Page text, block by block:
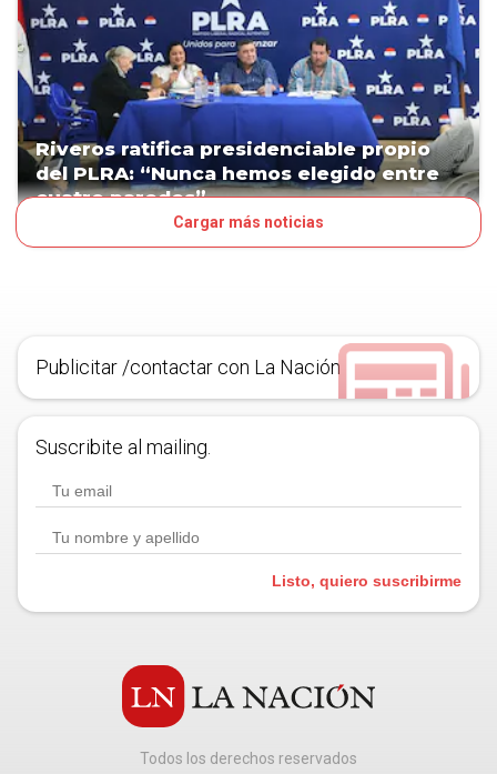
Riveros ratifica presidenciable propio
del PLRA: “Nunca hemos elegido entre
cuatro paredes”
Cargar más noticias
Publicitar /contactar con La Nación
Suscribite al mailing.
Listo, quiero suscribirme
Todos los derechos reservados